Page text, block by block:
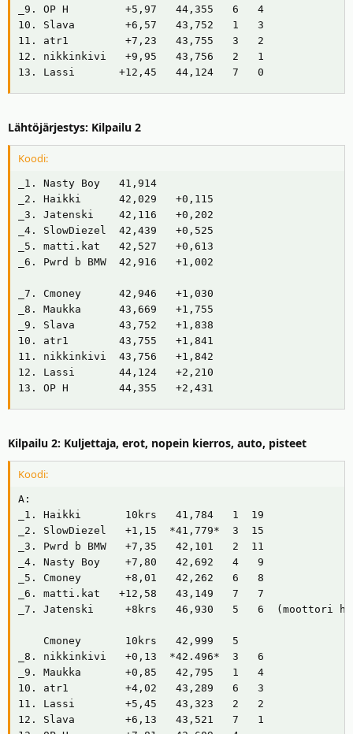
_9. OP H         +5,97   44,355   6   4
10. Slava        +6,57   43,752   1   3
11. atr1         +7,23   43,755   3   2
12. nikkinkivi   +9,95   43,756   2   1
13. Lassi       +12,45   44,124   7   0
Lähtöjärjestys: Kilpailu 2
Koodi:
_1. Nasty Boy   41,914
_2. Haikki      42,029   +0,115
_3. Jatenski    42,116   +0,202
_4. SlowDiezel  42,439   +0,525
_5. matti.kat   42,527   +0,613
_6. Pwrd b BMW  42,916   +1,002
_7. Cmoney      42,946   +1,030
_8. Maukka      43,669   +1,755
_9. Slava       43,752   +1,838
10. atr1        43,755   +1,841
11. nikkinkivi  43,756   +1,842
12. Lassi       44,124   +2,210
13. OP H        44,355   +2,431
Kilpailu 2: Kuljettaja, erot, nopein kierros, auto, pisteet
Koodi:
A:
_1. Haikki       10krs   41,784   1  19
_2. SlowDiezel   +1,15  *41,779*  3  15
_3. Pwrd b BMW   +7,35   42,101   2  11
_4. Nasty Boy    +7,80   42,692   4   9
_5. Cmoney       +8,01   42,262   6   8
_6. matti.kat   +12,58   43,149   7   7
_7. Jatenski     +8krs   46,930   5   6  (moottori
    Cmoney       10krs   42,999   5
_8. nikkinkivi   +0,13  *42.496*  3   6
_9. Maukka       +0,85   42,795   1   4
10. atr1         +4,02   43,289   6   3
11. Lassi        +5,45   43,323   2   2
12. Slava        +6,13   43,521   7   1